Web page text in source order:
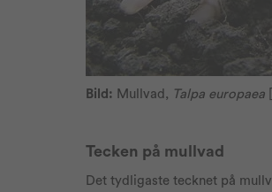
Bild: Mullvad, Talpa europaea
Tecken på mullvad
Det tydligaste tecknet på